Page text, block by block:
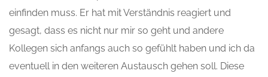
einfinden muss. Er hat mit Verständnis reagiert und
gesagt, dass es nicht nur mir so geht und andere
Kollegen sich anfangs auch so gefühlt haben und ich da
eventuell in den weiteren Austausch gehen soll. Diese